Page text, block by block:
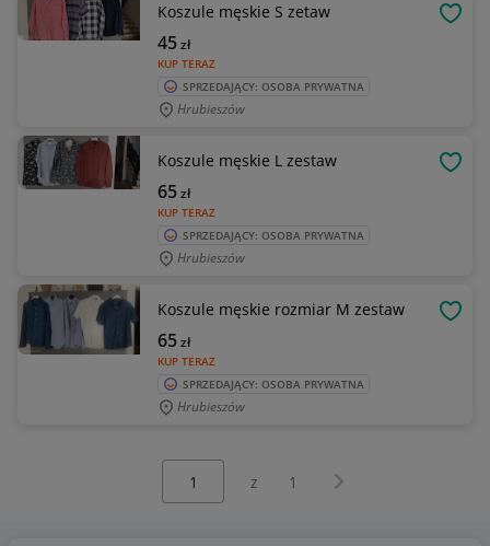
Koszule męskie S zetaw
KUP TERAZ
45zł
SPRZEDAJĄCY: OSOBA PRYWATNA
Hrubieszów
Koszule męskie L zestaw
KUP TERAZ
65zł
SPRZEDAJĄCY: OSOBA PRYWATNA
Hrubieszów
Koszule męskie rozmiar M zestaw
KUP TERAZ
65zł
SPRZEDAJĄCY: OSOBA PRYWATNA
Hrubieszów
z 1 Następna strona